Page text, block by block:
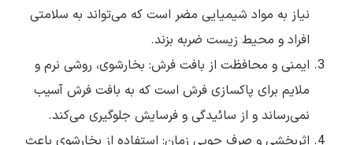
نیاز به مواد شیمیایی مضر است که می‌تواند به سلامتی
افراد و محیط زیست ضربه بزند.
ایمنی و محافظت از بافت فرش: بخارشوی، روشی نرم و
ملایم برای پاکسازی فرش است که به بافت فرش آسیب
نمی‌رساند و از سائیدگی و فرسایش جلوگیری می‌کند.
اثربخشی و صرف جویی زمان: استفاده از بخارشوی باعث